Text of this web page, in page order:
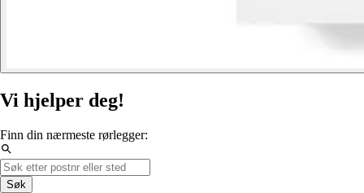
Vi hjelper deg!
Finn din nærmeste rørlegger:
Søk